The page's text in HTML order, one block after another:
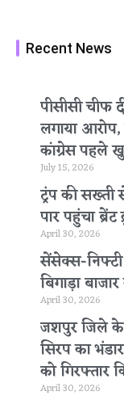
Recent News
पीसीसी चीफ
लगाया
कांग्रेस पहले
July 15, 2026
ट्रंप की
पार पहुंचा ब्रेंट
April 30, 2026
सेंसेक्स-
बिगाड़ा
April 30, 2026
जशपुर जिले
सिरप का
को गिरफ्तार
April 30, 2026